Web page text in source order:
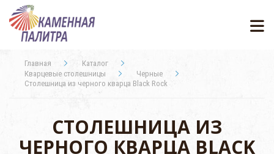
Главная
Каталог
Кварцевые столешницы
Черные
Столешница из черного кварца Black Rock
СТОЛЕШНИЦА ИЗ
ЧЕРНОГО КВАРЦА BLACK